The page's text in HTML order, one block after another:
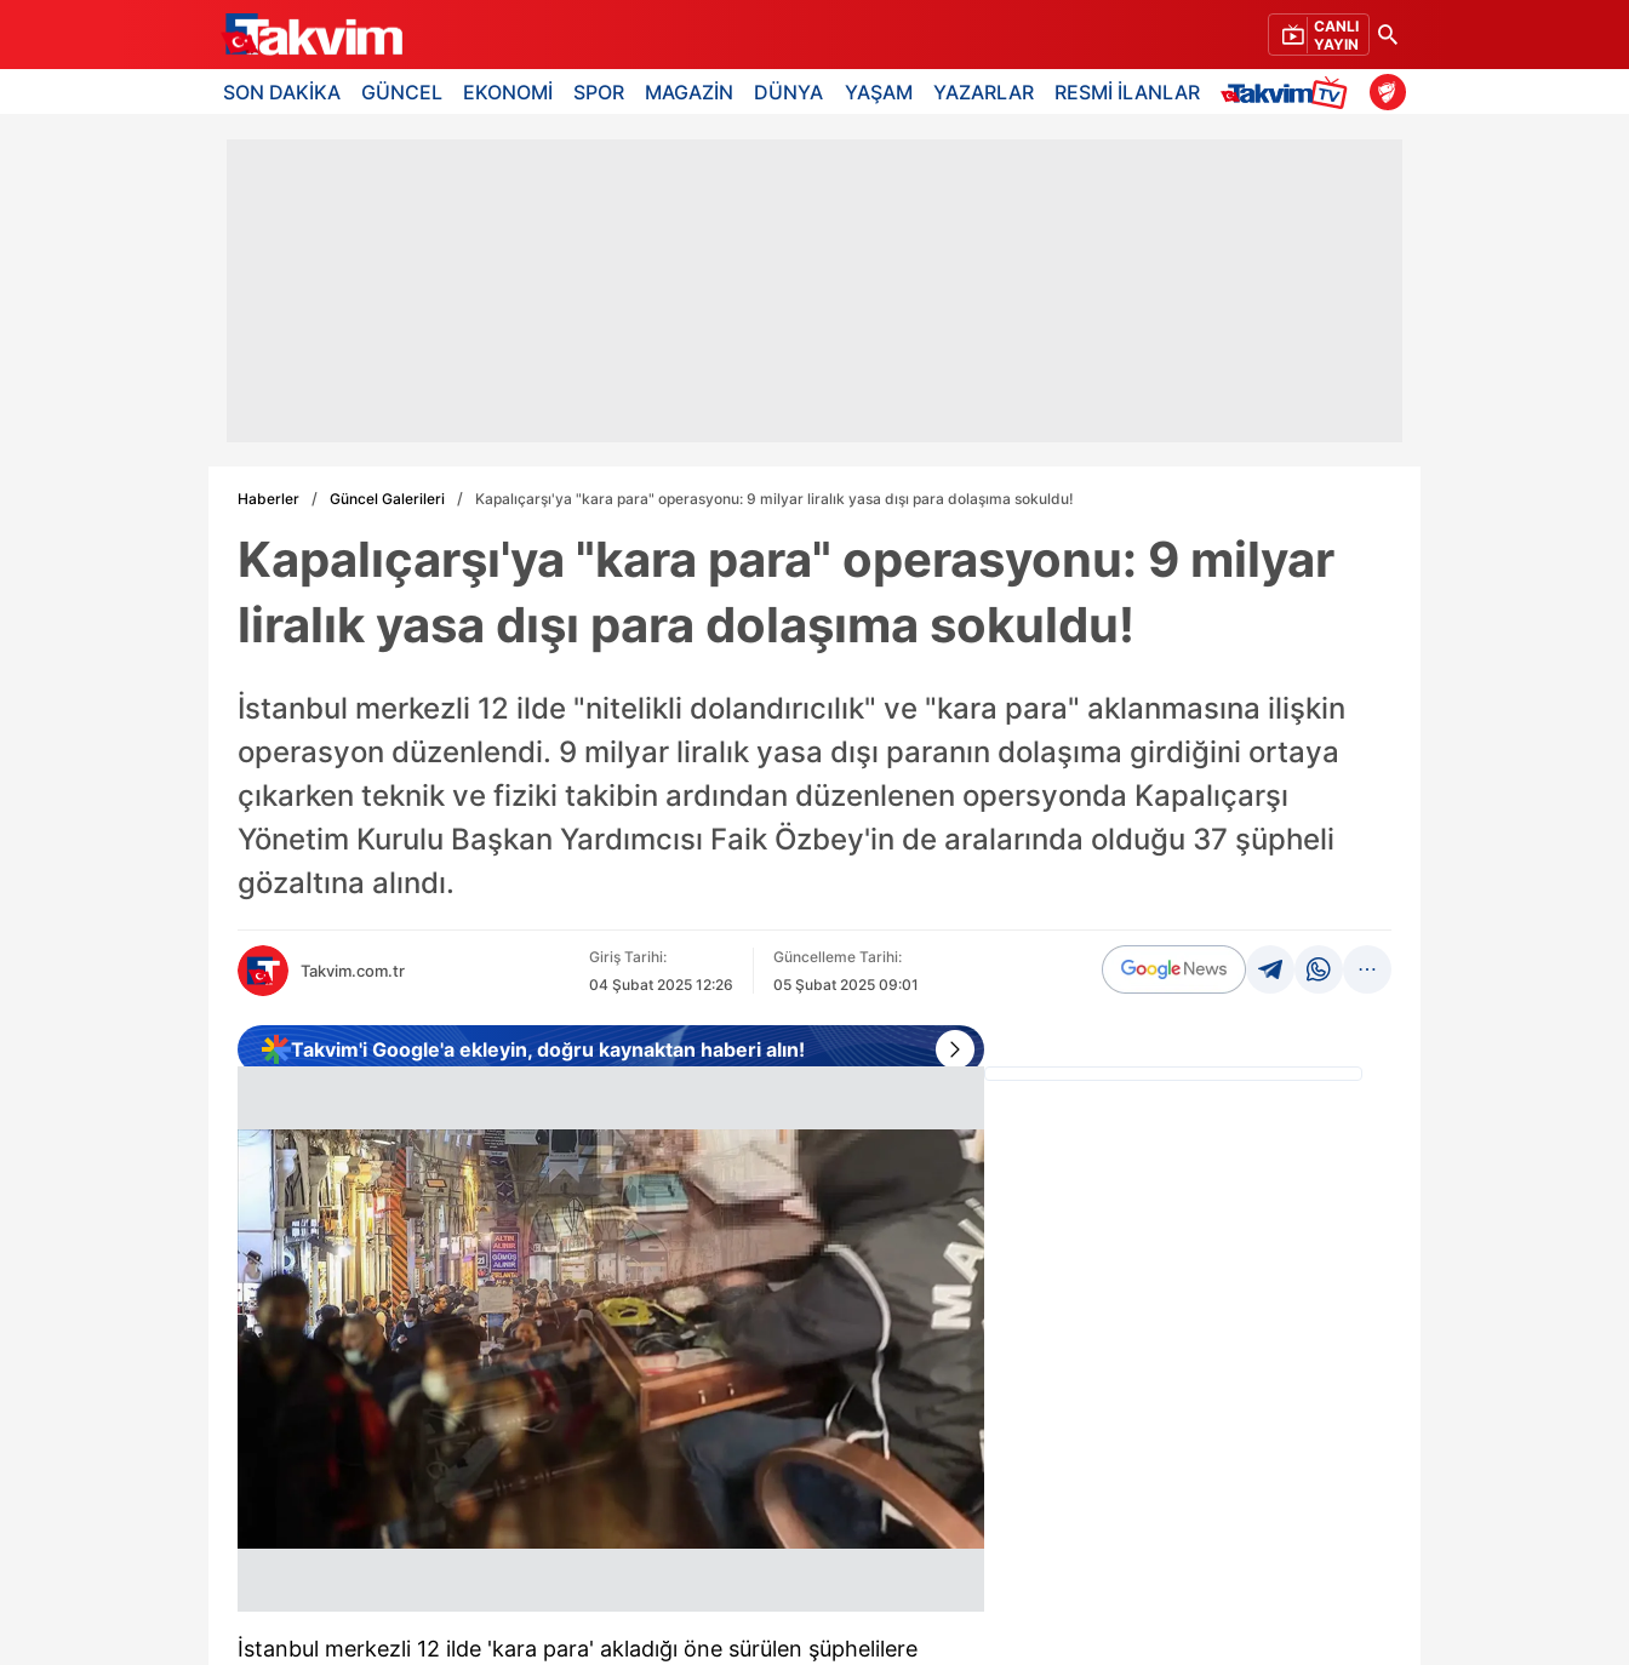
CANLI
YAYIN
SON DAKİKA GÜNCEL EKONOMİ SPOR MAGAZİN DÜNYA YAŞAM YAZARLAR RESMİ İLANLAR
Haberler Güncel Galerileri Kapalıçarşı'ya "kara para" operasyonu: 9 milyar liralık yasa dışı para dolaşıma sokuldu!
Kapalıçarşı'ya "kara para" operasyonu: 9 milyar
liralık yasa dışı para dolaşıma sokuldu!
İstanbul merkezli 12 ilde "nitelikli dolandırıcılık" ve "kara para" aklanmasına ilişkin
operasyon düzenlendi. 9 milyar liralık yasa dışı paranın dolaşıma girdiğini ortaya
çıkarken teknik ve fiziki takibin ardından düzenlenen opersyonda Kapalıçarşı
Yönetim Kurulu Başkan Yardımcısı Faik Özbey'in de aralarında olduğu 37 şüpheli
gözaltına alındı.
Takvim.com.tr
Giriş Tarihi:
04 Şubat 2025 12:26
Güncelleme Tarihi:
05 Şubat 2025 09:01
Takvim'i Google'a ekleyin, doğru kaynaktan haberi alın!
İstanbul merkezli 12 ilde 'kara para' akladığı öne sürülen şüphelilere